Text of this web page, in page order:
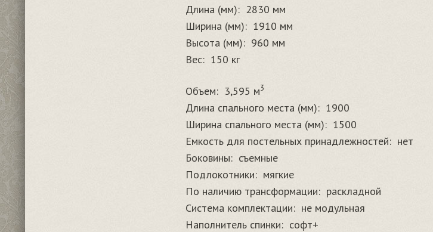
Длина (мм): 2830 мм
Ширина (мм): 1910 мм
Высота (мм): 960 мм
Вес: 150 кг
Объем: 3,595 м3
Длина спального места (мм): 1900
Ширина спального места (мм): 1500
Емкость для постельных принадлежностей: нет
Боковины: съемные
Подлокотники: мягкие
По наличию трансформации: раскладной
Система комплектации: не модульная
Наполнитель спинки: софт+